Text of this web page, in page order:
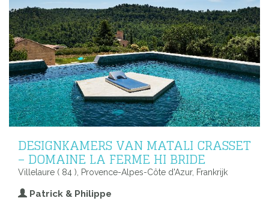
DESIGNKAMERS VAN MATALI CRASSET
– DOMAINE LA FERME HI BRIDE
Villelaure ( 84 ), Provence-Alpes-Côte d'Azur, Frankrijk
Patrick & Philippe